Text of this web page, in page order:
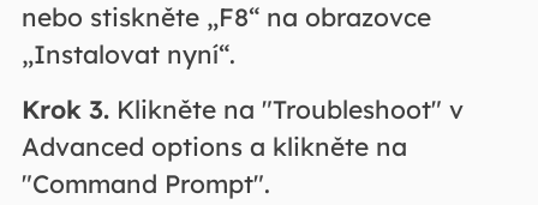
nebo stiskněte „F8“ na obrazovce
„Instalovat nyní“.
Krok 3.Klikněte na "Troubleshoot" v
Advanced options a klikněte na
"Command Prompt".